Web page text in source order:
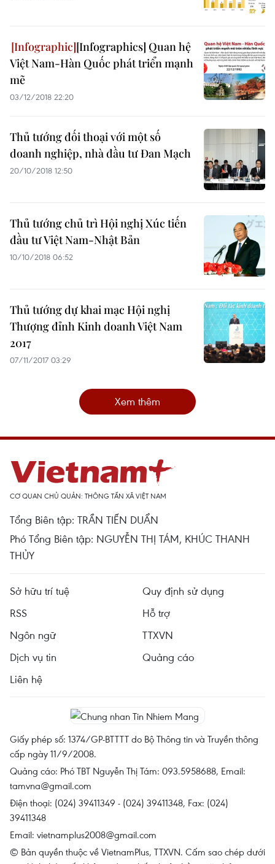
[Infographics] Quan hệ
Việt Nam-Hàn Quốc phát triển mạnh
mẽ
03/12/2018 22:20
Thủ tướng đối thoại với một số
doanh nghiệp, nhà đầu tư Đan Mạch
20/10/2018 12:50
Thủ tướng chủ trì Hội nghị Xúc tiến
đầu tư Việt Nam-Nhật Bản
10/10/2018 06:52
Thủ tướng dự khai mạc Hội nghị
Thượng đỉnh Kinh doanh Việt Nam
2017
07/11/2017 03:29
Xem thêm
CƠ QUAN CHỦ QUẢN: THÔNG TẤN XÃ VIỆT NAM
Tổng Biên tập: TRẦN TIẾN DUẨN
Phó Tổng Biên tập: NGUYỄN THỊ TÁM, KHÚC THANH
THỦY
Sở hữu trí tuệ
Quy định sử dụng
RSS
Hỗ trợ
Ngôn ngữ
TTXVN
Dịch vụ tin
Quảng cáo
Liên hệ
Giấy phép số: 1374/GP-BTTTT do Bộ Thông tin và Truyền thông
cấp ngày 11/9/2008.
Quảng cáo: Phó TBT Nguyễn Thị Tám: 093.5958688, Email:
tamvna@gmail.com
Điện thoại: (024) 39411349 - (024) 39411348, Fax: (024)
39411348
Email: vietnamplus2008@gmail.com
© Bản quyền thuộc về VietnamPlus, TTXVN. Cấm sao chép dưới